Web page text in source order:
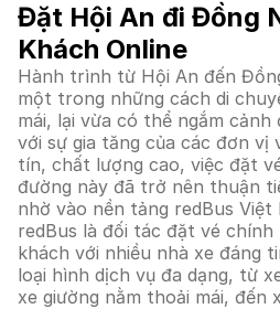
Đặt Hội An đi Đồng
Khách Online
Hành trình từ Hội An đến
một trong những cách di
mái, lại vừa có thể ngắm cảnh
với sự gia tăng của các đơn vị
tín, chất lượng cao, việc đặt
đường này đã trở nên thuận
nhờ vào nền tảng redBus Việt
redBus là đối tác đặt vé
khách với nhiều nhà xe đáng
loại hình dịch vụ đa dạng, từ
xe giường nằm thoải mái, đến